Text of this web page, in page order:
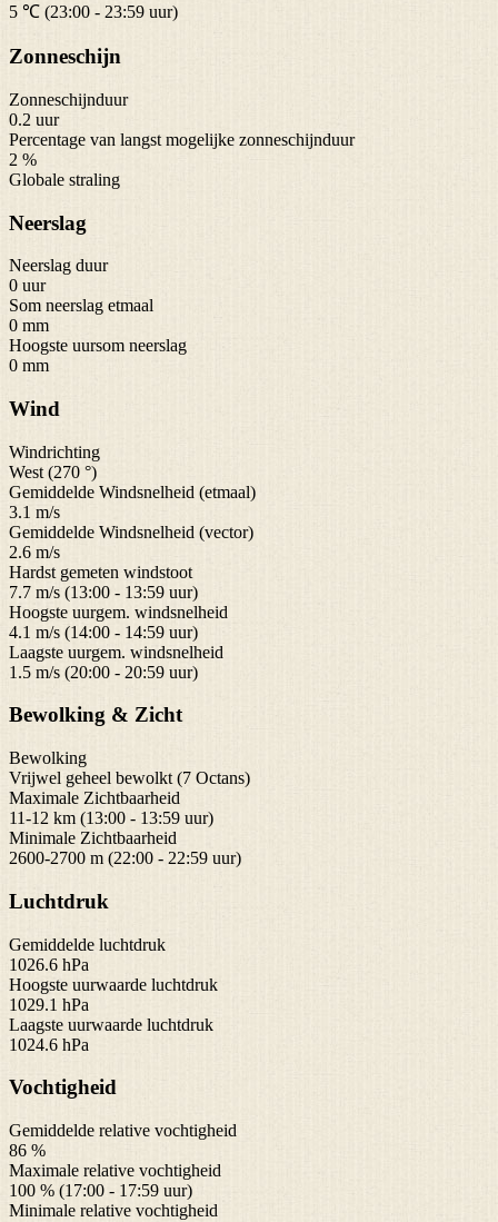
5 ℃ (23:00 - 23:59 uur)
Zonneschijn
Zonneschijnduur
0.2 uur
Percentage van langst mogelijke zonneschijnduur
2 %
Globale straling
Neerslag
Neerslag duur
0 uur
Som neerslag etmaal
0 mm
Hoogste uursom neerslag
0 mm
Wind
Windrichting
West (270 °)
Gemiddelde Windsnelheid (etmaal)
3.1 m/s
Gemiddelde Windsnelheid (vector)
2.6 m/s
Hardst gemeten windstoot
7.7 m/s (13:00 - 13:59 uur)
Hoogste uurgem. windsnelheid
4.1 m/s (14:00 - 14:59 uur)
Laagste uurgem. windsnelheid
1.5 m/s (20:00 - 20:59 uur)
Bewolking & Zicht
Bewolking
Vrijwel geheel bewolkt (7 Octans)
Maximale Zichtbaarheid
11-12 km (13:00 - 13:59 uur)
Minimale Zichtbaarheid
2600-2700 m (22:00 - 22:59 uur)
Luchtdruk
Gemiddelde luchtdruk
1026.6 hPa
Hoogste uurwaarde luchtdruk
1029.1 hPa
Laagste uurwaarde luchtdruk
1024.6 hPa
Vochtigheid
Gemiddelde relative vochtigheid
86 %
Maximale relative vochtigheid
100 % (17:00 - 17:59 uur)
Minimale relative vochtigheid